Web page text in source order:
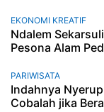
EKONOMI KREATIF
Ndalem
Pesona Alam
PARIWISATA
Indahnya
Cobalah jika